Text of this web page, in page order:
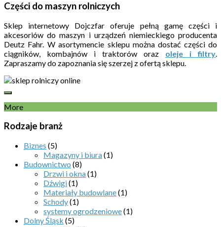
Części do maszyn rolniczych
Sklep internetowy Dojczfar oferuje pełną gamę części i
akcesoriów do maszyn i urządzeń niemieckiego producenta
Deutz Fahr. W asortymencie sklepu można dostać części do
ciągników, kombajnów i traktorów oraz oleje i filtry
Zapraszamy do zapoznania się szerzej z ofertą sklepu.
More
Rodzaje branż
Biznes (5)
Magazyny i biura(1)
Budownictwo (8)
Drzwi i okna(1)
Dźwigi(1)
Materiały budowlane(1)
Schody(1)
systemy ogrodzeniowe(1)
Dolny Śląsk (5)